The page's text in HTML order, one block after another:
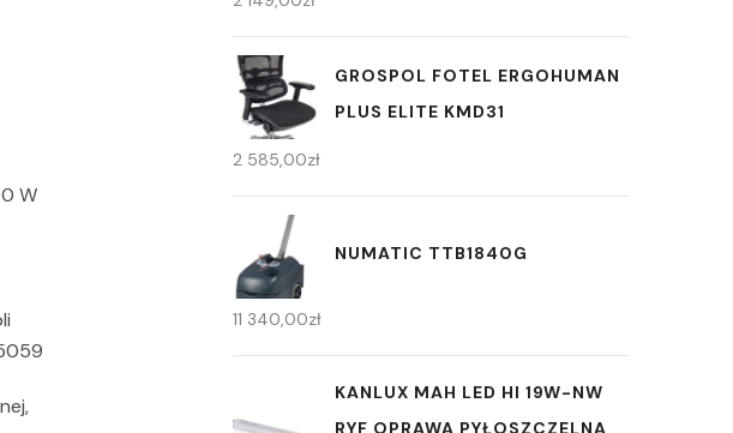
W
GROSPOL FOTEL ERGOHUMAN
PLUS ELITE KMD31
2 585,00zł
NUMATIC TTB1840G
11 340,00zł
KANLUX MAH LED HI 19W-NW
RYF OPRAWA PYŁOSZCZELNA